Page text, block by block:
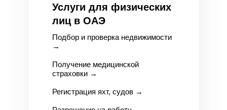
Услуги для физических
лиц в ОАЭ
Подбор и проверка недвижимости
→
Получение медицинской
страховки →
Регистрация яхт, судов →